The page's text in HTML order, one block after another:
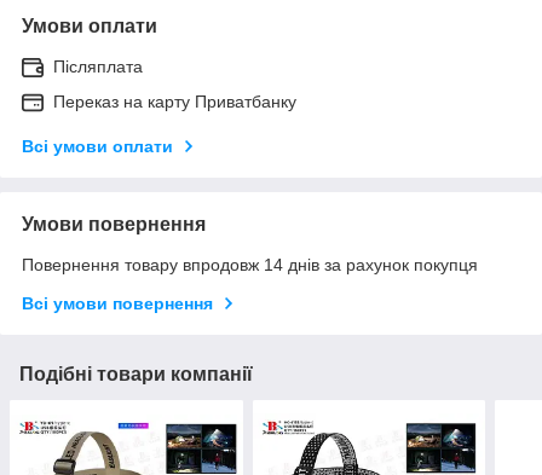
Умови оплати
Післяплата
Переказ на карту Приватбанку
Всі умови оплати
Умови повернення
Повернення товару впродовж 14 днів за рахунок покупця
Всі умови повернення
Подібні товари компанії